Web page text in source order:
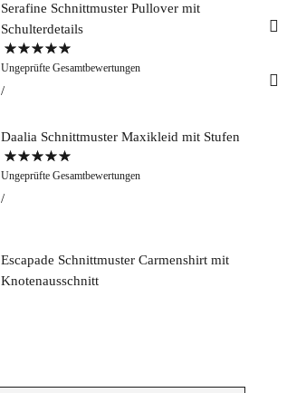
&
Serafine Schnittmuster Pullover mit
Schulterdetails
Bewertet mit
5.00von 5
Ungeprüfte Gesamtbewertungen
Daalia Schnittmuster Maxikleid mit Stufen
Bewertet mit
5.00von 5
Ungeprüfte Gesamtbewertungen
Escapade Schnittmuster Carmenshirt mit
Knotenausschnitt